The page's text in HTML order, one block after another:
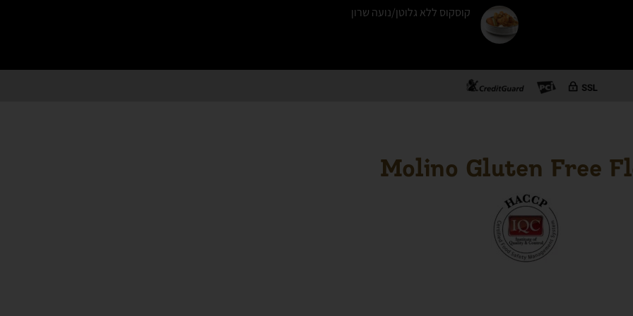
קוסקוס ללא גלוטן/נועה שרון
Molino Gluten Free